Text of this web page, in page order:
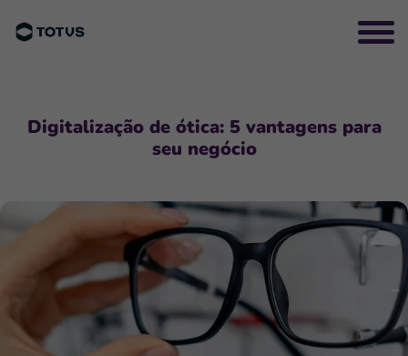
Digitalização de ótica: 5 vantagens para
seu negócio